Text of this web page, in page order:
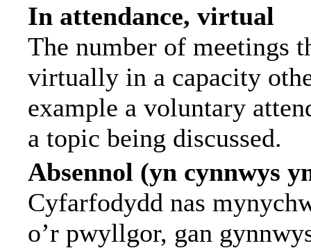
In attendance, virtual
The number of meetings
virtually in a capacity
example a voluntary
a topic being discussed.
Absennol (yn cynnwys
Cyfarfodydd nas
o’r pwyllgor, gan